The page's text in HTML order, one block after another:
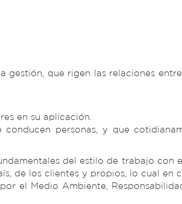
que rigen las relaciones
en su aplicación.
personas, y que
del estilo de trabajo con
de los clientes y propios, lo cual en
el Medio Ambiente,